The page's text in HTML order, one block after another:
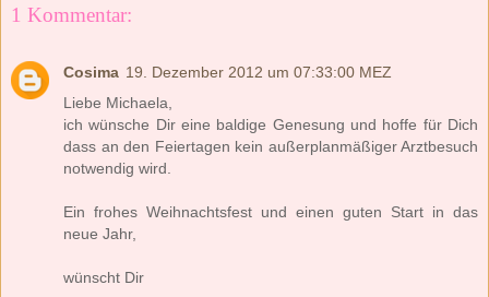
1 Kommentar:
Cosima 19. Dezember 2012 um 07:33:00 MEZ
Liebe Michaela,
ich wünsche Dir eine baldige Genesung und hoffe für Dich
dass an den Feiertagen kein außerplanmäßiger Arztbesuch
notwendig wird.
Ein frohes Weihnachtsfest und einen guten Start in das
neue Jahr,
wünscht Dir